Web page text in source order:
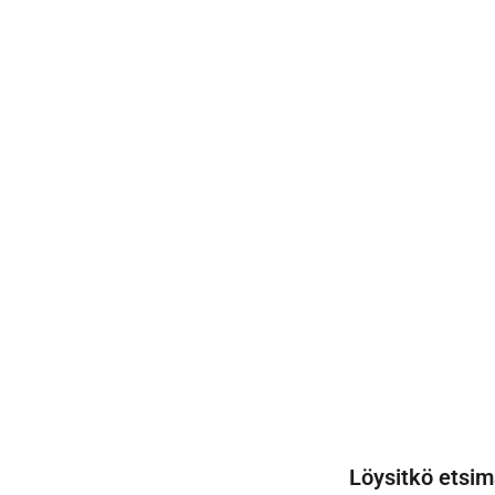
Löysitkö